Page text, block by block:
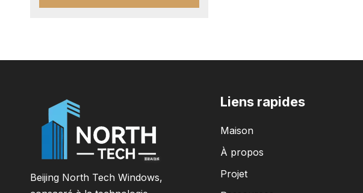
Beijing North Tech Windows,
Liens rapides
Maison
À propos
Projet